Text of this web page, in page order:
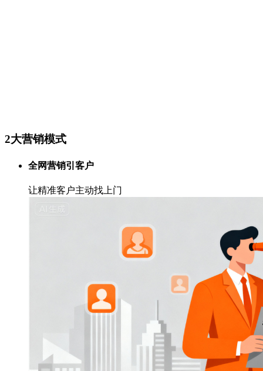
2大营销模式
全网营销引客户
让精准客户主动找上门